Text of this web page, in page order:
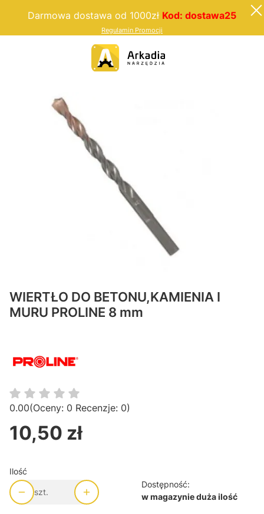
Darmowa dostawa od 1000zł Kod: dostawa25
Regulamin Promocji
WIERTŁO DO BETONU,KAMIENIA I
MURU PROLINE 8 mm
0.00(Oceny: 0 Recenzje: 0)
Cena
10,50 zł
Ilość
szt.
Dostępność:
w magazynie duża ilość